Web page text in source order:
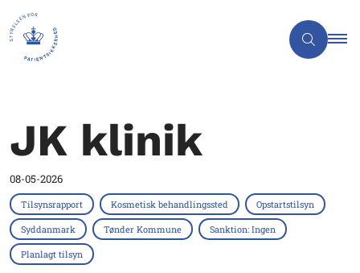
JK klinik
08-05-2026
Tilsynsrapport Kosmetisk behandlingssted Opstartstilsyn
Syddanmark Tønder Kommune Sanktion: Ingen
Planlagt tilsyn